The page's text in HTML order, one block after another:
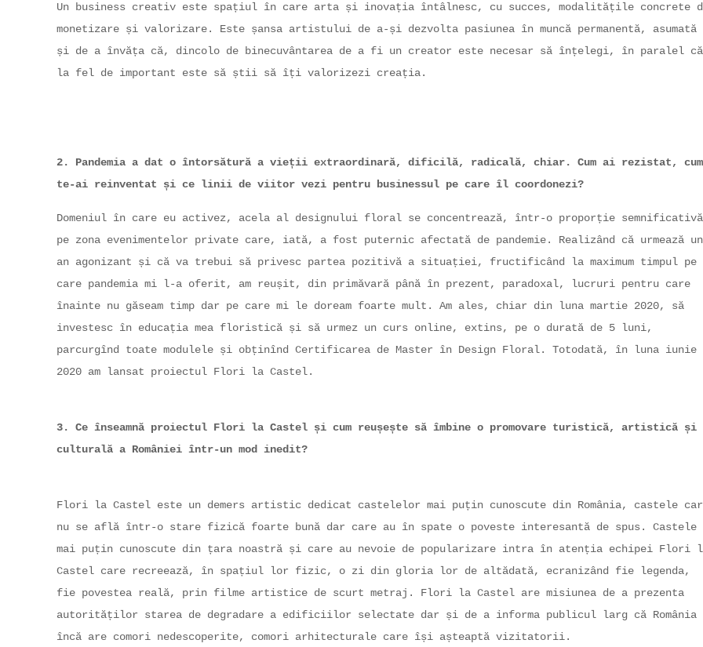
Un business creativ este spațiul în care arta și inovația întâlnesc, cu succes, modalitățile concrete
monetizare și valorizare. Este șansa artistului de a-și dezvolta pasiunea în muncă permanentă, asumată
și de a învăța că, dincolo de binecuvântarea de a fi un creator este necesar să înțelegi, în paralel că
la fel de important este să știi să îți valorizezi creația.
2. Pandemia a dat o întorsătură a vieții extraordinară, dificilă, radicală, chiar. Cum ai rezistat, cum
te-ai reinventat și ce linii de viitor vezi pentru businessul pe care îl coordonezi?
Domeniul în care eu activez, acela al designului floral se concentrează, într-o proporție
pe zona evenimentelor private care, iată, a fost puternic afectată de pandemie. Realizând că urmează un
an agonizant și că va trebui să privesc partea pozitivă a situației, fructificând la maximum timpul pe
care pandemia mi l-a oferit, am reușit, din primăvară până în prezent, paradoxal, lucruri pentru care
înainte nu găseam timp dar pe care mi le doream foarte mult. Am ales, chiar din luna martie 2020, să
investesc în educația mea floristică și să urmez un curs online, extins, pe o durată de 5 luni,
parcurgînd toate modulele și obținînd Certificarea de Master în Design Floral. Totodată, în luna iunie
2020 am lansat proiectul Flori la Castel.
3. Ce înseamnă proiectul Flori la Castel și cum reușește să îmbine o promovare turistică, artistică și
culturală a României într-un mod inedit?
Flori la Castel este un demers artistic dedicat castelelor mai puțin cunoscute din România, castele
nu se află într-o stare fizică foarte bună dar care au în spate o poveste interesantă de spus. Castele
mai puțin cunoscute din țara noastră și care au nevoie de popularizare intra în atenția echipei Flori
Castel care recreează, în spațiul lor fizic, o zi din gloria lor de altădată, ecranizând fie legenda,
fie povestea reală, prin filme artistice de scurt metraj. Flori la Castel are misiunea de a prezenta
autorităților starea de degradare a edificiilor selectate dar și de a informa publicul larg că România
încă are comori nedescoperite, comori arhitecturale care își așteaptă vizitatorii.